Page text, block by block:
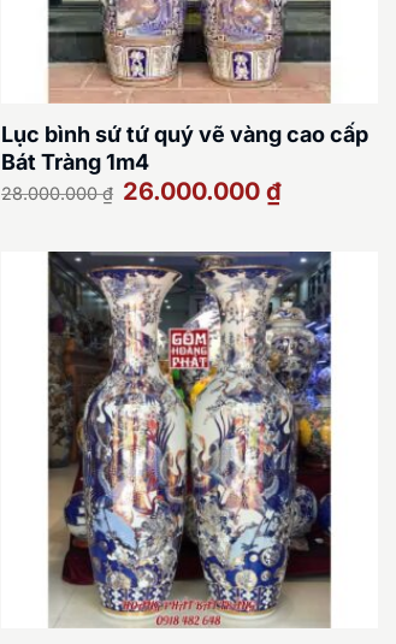
Lục bình sứ tứ quý vẽ vàng cao cấp
Bát Tràng 1m4
28.000.000₫ Giá
gốc
26.000.000₫Giá
26.000.000